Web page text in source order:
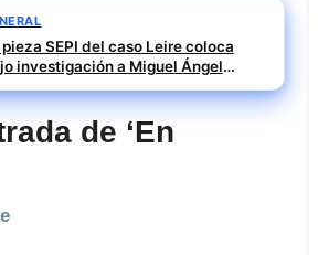
pieza SEPI del caso Leire coloca
investigación a Miguel Ángel
Mesa
de ‘En